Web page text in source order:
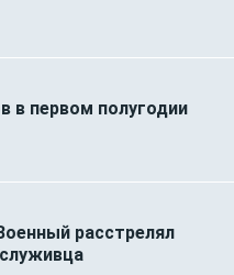
в первом полугодии
расстрелял